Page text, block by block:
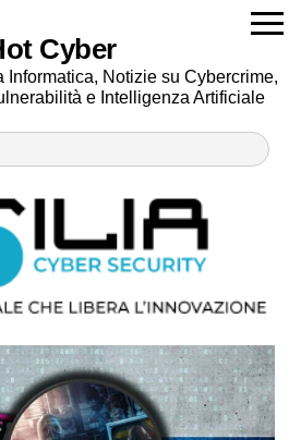
Cyber
Informatica, Notizie su Cybercrime,
e Intelligenza Artificiale